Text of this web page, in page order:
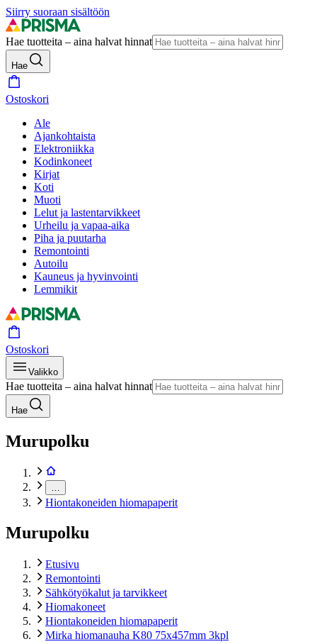
Siirry suoraan sisältöön
Hae tuotteita – aina halvat hinnat
Hae
Ostoskori
Ale
Ajankohtaista
Elektroniikka
Kodinkoneet
Kirjat
Koti
Muoti
Lelut ja lastentarvikkeet
Urheilu ja vapaa-aika
Piha ja puutarha
Remontointi
Autoilu
Kauneus ja hyvinvointi
Lemmikit
Ostoskori
Valikko
Hae tuotteita – aina halvat hinnat
Hae
Murupolku
Hiontakoneiden hiomapaperit
Murupolku
Etusivu
Remontointi
Sähkötyökalut ja tarvikkeet
Hiomakoneet
Hiontakoneiden hiomapaperit
Mirka hiomanauha K80 75x457mm 3kpl